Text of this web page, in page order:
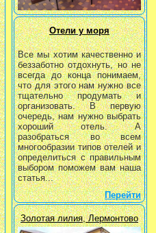
Отели у моря
Все мы хотим качественно и
беззаботно отдохнуть, но не
всегда до конца понимаем,
что для этого нам нужно все
тщательно продумать и
организовать. В первую
очередь, нам нужно выбрать
хороший отель. А
разобраться во всем
многообразии типов отелей и
определиться с правильным
выбором поможем вам наша
статья...
Перейти
Золотая лилия, Лермонтово